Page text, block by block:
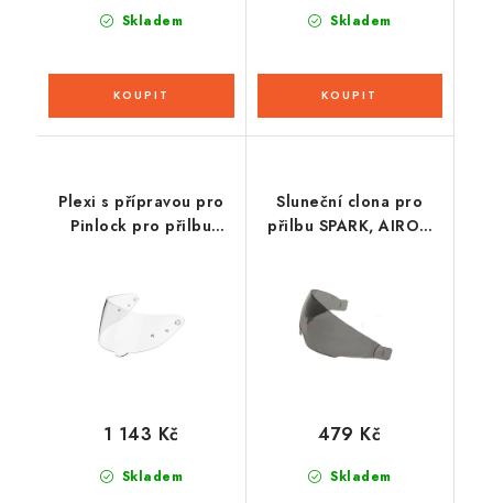
Skladem Skladem
Plexi s přípravou pro
Pinlock pro přilbu
Skladem
1 143 Kč
Sluneční clona pro
přilbu SPARK, AIROH
Skladem
479 Kč